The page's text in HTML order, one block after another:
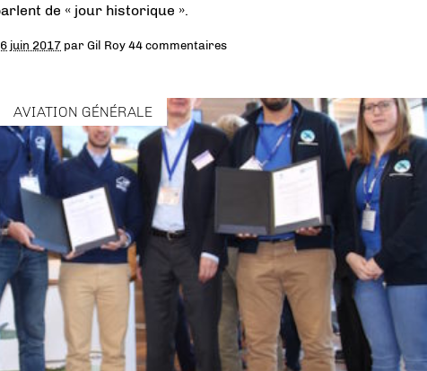
de « jour historique ».
juin 2017 parGil Roy44 commentaires
AVIATION GÉNÉRALE